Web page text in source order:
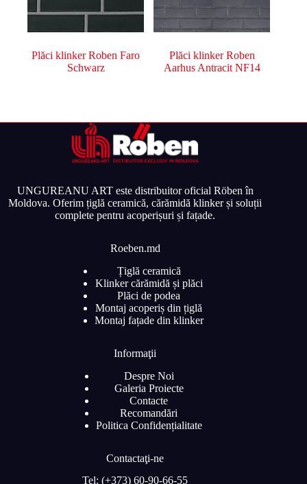
Plăci klinker Roben Faro
Schwarz
Plăci klinker Roben
Aarhus Antracit NF14
UNGUREANU ART este distribuitor oficial Röben în
Moldova. Oferim țiglă ceramică, cărămidă klinker și soluții
complete pentru acoperișuri și fațade.
Roeben.md
Țiglă ceramică
Klinker cărămidă și plăci
Plăci de podea
Montaj acoperiș din țiglă
Montaj fațade din klinker
Informaţii
Despre Noi
Galeria Proiecte
Contacte
Recomandări
Politica Confidențialitate
Contactaţi-ne
Tel: (+373) 60-90-66-55